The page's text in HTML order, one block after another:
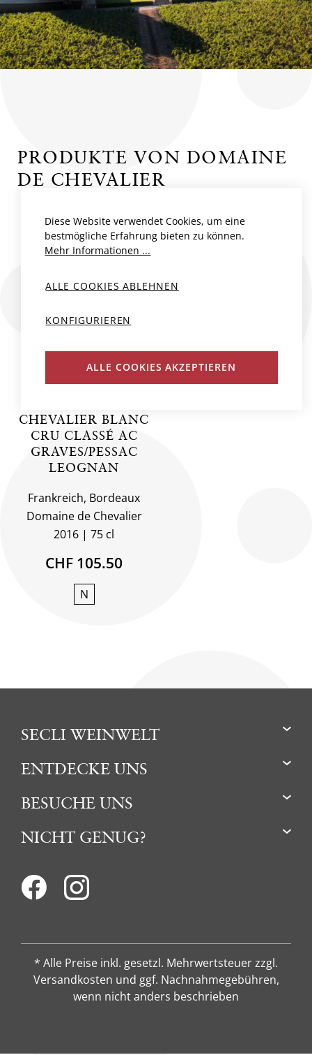
PRODUKTE VON DOMAINE
DE CHEVALIER
CHEVALIER BLANC
CRU CLASSÉ AC
GRAVES/PESSAC
LEOGNAN
Frankreich, Bordeaux
Domaine de Chevalier
2016
75 cl
CHF 105.50
N
SECLI WEINWELT
ENTDECKE UNS
BESUCHE UNS
NICHT GENUG?
* Alle Preise inkl. gesetzl. Mehrwertsteuer zzgl.
Versandkosten und ggf. Nachnahmegebühren,
wenn nicht anders beschrieben
Diese Website verwendet Cookies, um eine
bestmögliche Erfahrung bieten zu können.
Mehr Informationen ...
ALLE COOKIES ABLEHNEN
KONFIGURIEREN
ALLE COOKIES AKZEPTIEREN